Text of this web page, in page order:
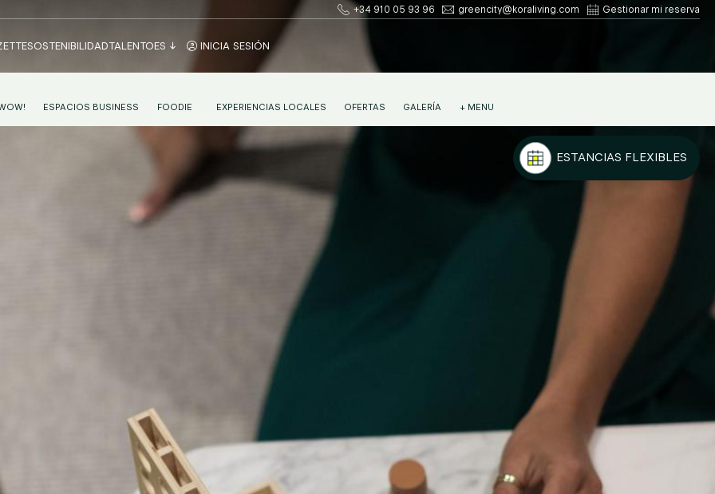
ESTANCIAS FLEXIBLES
+34 910 05 93 96 greencity@koraliving.com Gestionar mi reserva
SOSTENIBILIDADTALENTOES INICIA SESIÓN
ESPACIOS BUSINESS
FOODIE
SUA BASQUE FUSION
DESAYUNO CONTINENTAL EN VITORIA
EXPERIENCIAS LOCALES OFERTAS GALERÍA + MENU